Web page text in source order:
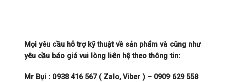
Mọi yêu cầu hỗ trợ kỹ thuật về sản phẩm và cũng như
yêu cầu báo giá vui lòng liên hệ theo thông tin:
Mr Bụi : 0938 416 567 ( Zalo, Viber ) – 0909 629 558